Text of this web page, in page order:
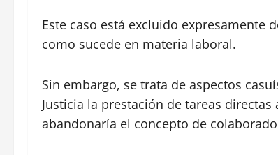
Este caso está excluido expresamente
como sucede en materia laboral.
Sin embargo, se trata de aspectos
Justicia la prestación de tareas
abandonaría el concepto de